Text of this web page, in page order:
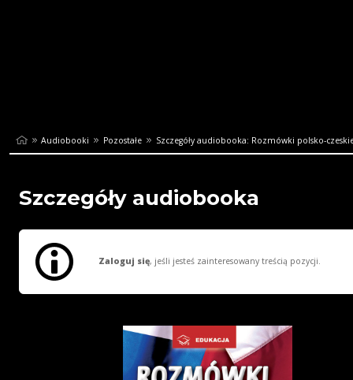
Audiobooki Pozostałe Szczegóły audiobooka: Rozmówki polsko-
Szczegóły audiobooka
Zaloguj się, jeśli jesteś zainteresowany treścią pozycji.